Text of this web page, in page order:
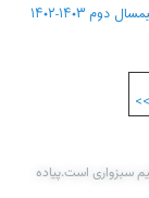
۱۴۰۳-۱۴۰۲
>>
سبزواری است.پیاده